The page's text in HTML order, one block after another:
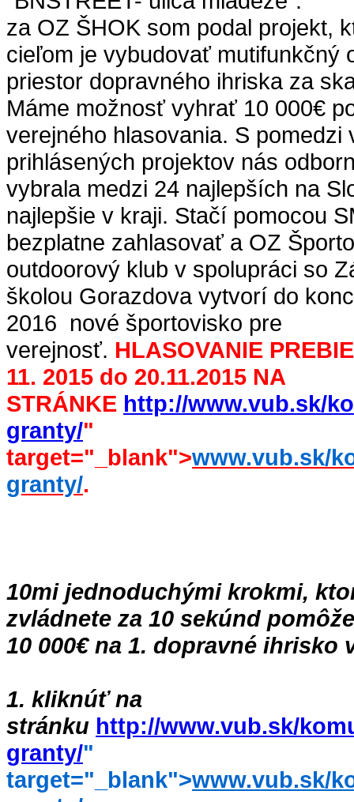
za OZ ŠHOK som podal projekt,
cieľom je vybudovať mutifunkčný
priestor dopravného ihriska za
Máme možnosť vyhrať 10 000€
verejného hlasovania. S pomedzi
prihlásených projektov nás
vybrala medzi 24 najlepších na
najlepšie v kraji. Stačí pomocou
bezplatne zahlasovať a OZ
outdoorový klub v spolupráci so
školou Gorazdova vytvorí do
2016 nové športovisko pre
verejnosť. HLASOVANIE
11. 2015 do 20.11.2015 NA
STRÁNKE http://www.vub.sk/
granty/"
target="_blank">www.vub.sk/
granty/.
10mi jednoduchými krokmi,
zvládnete za 10 sekúnd
10 000€ na 1. dopravné ihrisko
1. kliknúť na
stránku http://www.vub.sk/
granty/"
target="_blank">www.vub.sk/